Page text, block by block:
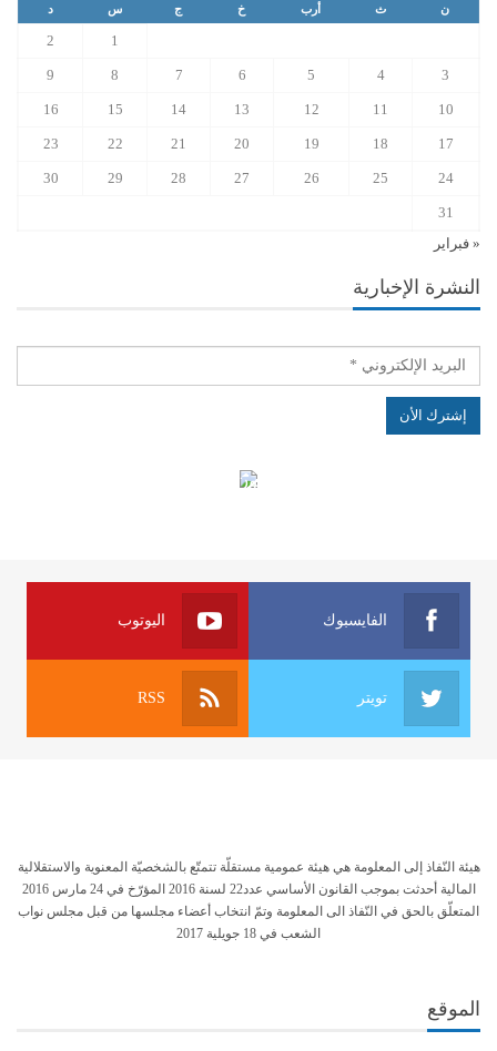
ن ث أرب خ ج س د
1
2
3
4
5
6
7
8
9
10
11
12
13
14
15
16
17
18
19
20
21
22
23
24
25
26
27
28
29
30
31
« فبراير
النشرة الإخبارية
الهياكل الخاضعة لقانون النفاذ إلى المعلومة
الفايسبوك اليوتوب
تويتر RSS
هيئة النّفاذ إلى المعلومة هي هيئة عمومية مستقلّة تتمتّع بالشخصيّة المعنوية والاستقلالية
المالية أحدثت بموجب القانون الأساسي عدد22 لسنة 2016 المؤرّخ في 24 مارس 2016
المتعلّق بالحق في النّفاذ الى المعلومة وتمّ انتخاب أعضاء مجلسها من قبل مجلس نواب
الشعب في 18 جويلية 2017
الموقع